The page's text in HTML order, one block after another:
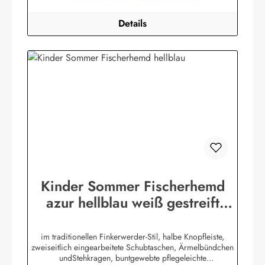
Details
Kinder Sommer Fischerhemd
azur hellblau weiß gestreift
im traditionellen Finkerwerder-Stil, halbe Knopfleiste,
zweiseitlich eingearbeitete Schubtaschen, Ärmelbündchen
undStehkragen, buntgewebte pflegeleichte